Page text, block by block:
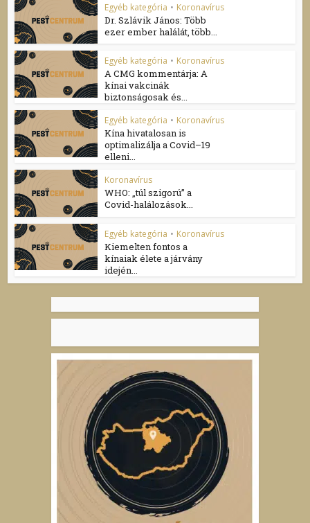
Egyéb kategória • Koronavírus
Dr. Szlávik János: Több
ezer ember halálát, több...
Egyéb kategória • Koronavírus
A CMG kommentárja: A
kínai vakcinák
biztonságosak és...
Egyéb kategória • Koronavírus
Kína hivatalosan is
optimalizálja a Covid–19
elleni...
Koronavírus
WHO: „túl szigorú” a
Covid-halálozások...
Egyéb kategória • Koronavírus
Kiemelten fontos a
kínaiak élete a járvány
idején...